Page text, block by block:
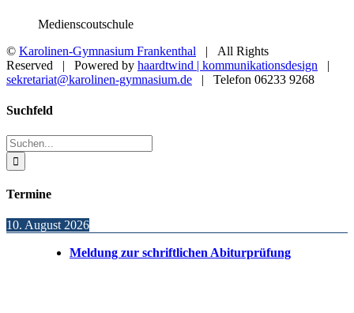
Medienscoutschule
© Karolinen-Gymnasium Frankenthal | All Rights
Reserved | Powered by haardtwind | kommunikationsdesign |
sekretariat@karolinen-gymnasium.de | Telefon 06233 9268
Toggle
Bar
Area
Suchfeld
Suche
nach:
Termine
10. August 2026
Meldung zur schriftlichen Abiturprüfung